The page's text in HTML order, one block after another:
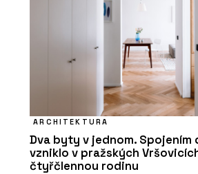
ARCHITEKTURA
Dva byty v jednom.
vzniklo v pražských
čtyřčlennou rodinu